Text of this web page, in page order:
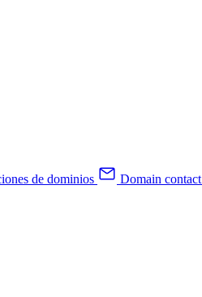
de dominios Domain contact